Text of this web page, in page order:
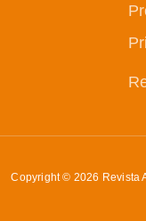
Copyright © 2026 Revista